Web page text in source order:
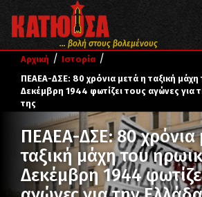
... βολή στους βολεμένους
Αρχική / Ιστορία /
ΠΕΑΕΑ-ΔΣΕ: 80 χρόνια μετά η ταξική
Δεκέμβρη 1944 φωτίζει τους αγώνες για
της
ΠΕΑΕΑ-ΔΣΕ: 80 χρόνια
ταξική μάχη του
Δεκέμβρη 1944